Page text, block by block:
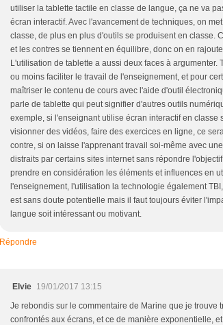
utiliser la tablette tactile en classe de langue, ça ne va
écran interactif. Avec l'avancement de techniques, on
classe, de plus en plus d'outils se produisent en classe.
et les contres se tiennent en équilibre, donc on en
L'utilisation de tablette a aussi deux faces à
ou moins faciliter le travail de l'enseignement, et pour
maîtriser le contenu de cours avec l'aide d'outil
parle de tablette qui peut signifier d'autres outils
exemple, si l'enseignant utilise écran interactif en classe
visionner des vidéos, faire des exercices en ligne, ce
contre, si on laisse l'apprenant travail soi-même avec
distraits par certains sites internet sans répondre
prendre en considération les éléments et influences en
l'enseignement, l'utilisation la technologie également
est sans doute potentielle mais il faut toujours éviter
langue soit intéressant ou motivant.
Répondre
Elvie 19/01/2017 13:15
Je rebondis sur le commentaire de Marine que je trouve
confrontés aux écrans, et ce de manière exponentielle,